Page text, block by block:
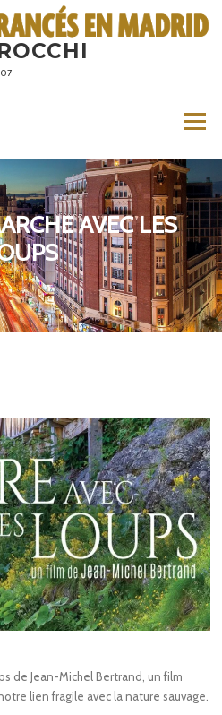
Menú
AVEC LES
de Jean-Michel Bertrand, un film
lien fragile avec la nature sauvage.